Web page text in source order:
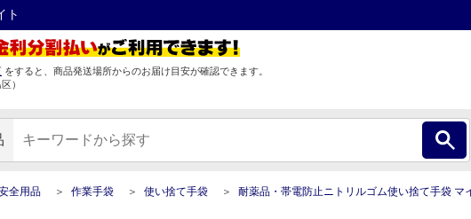
ト
をすると、商品発送場所からのお届け目安が確認できます。
区）
全用品 作業手袋 使い捨て手袋 耐薬品・帯電防止ニトリルゴム使い捨て手袋 マイクロフレックス 94-242 XLサイズ